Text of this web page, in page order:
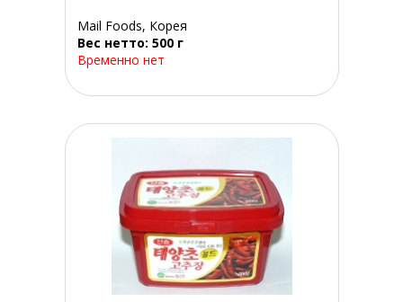
Mail Foods, Корея
Вес нетто: 500 г
Временно нет